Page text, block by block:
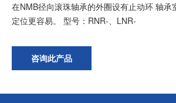
加入我们
在NMB径向滚珠轴承的外圈设有止动环 轴承
定位更容易。 型号：RNR-、LNR-
咨询此产品